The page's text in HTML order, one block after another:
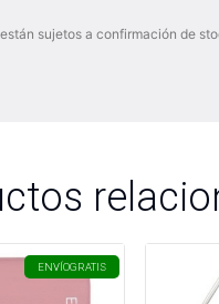
sujetos a confirmación de
ENVÍOGRATIS